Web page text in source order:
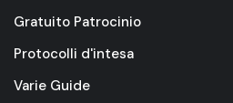
Gratuito Patrocinio
Protocolli d'intesa
Varie Guide